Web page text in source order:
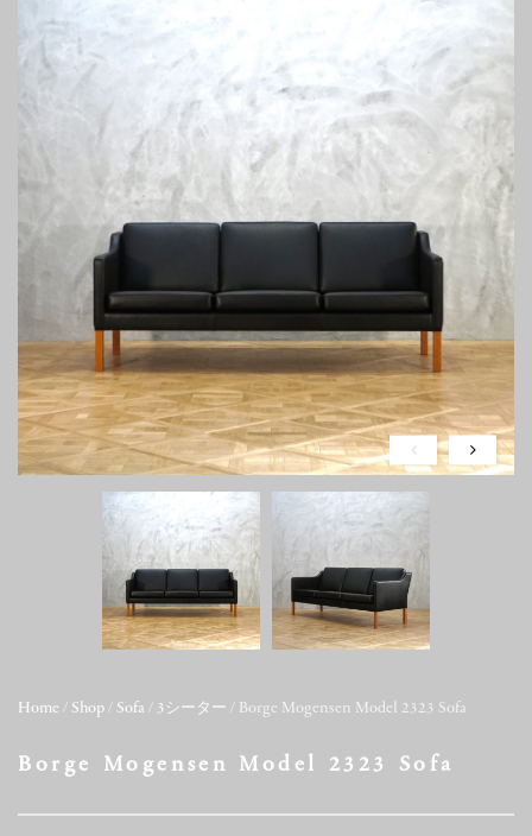
Home / Shop / Sofa / 3シーター / Borge Mogensen Model 2323 Sofa
Borge Mogensen Model 2323 Sofa